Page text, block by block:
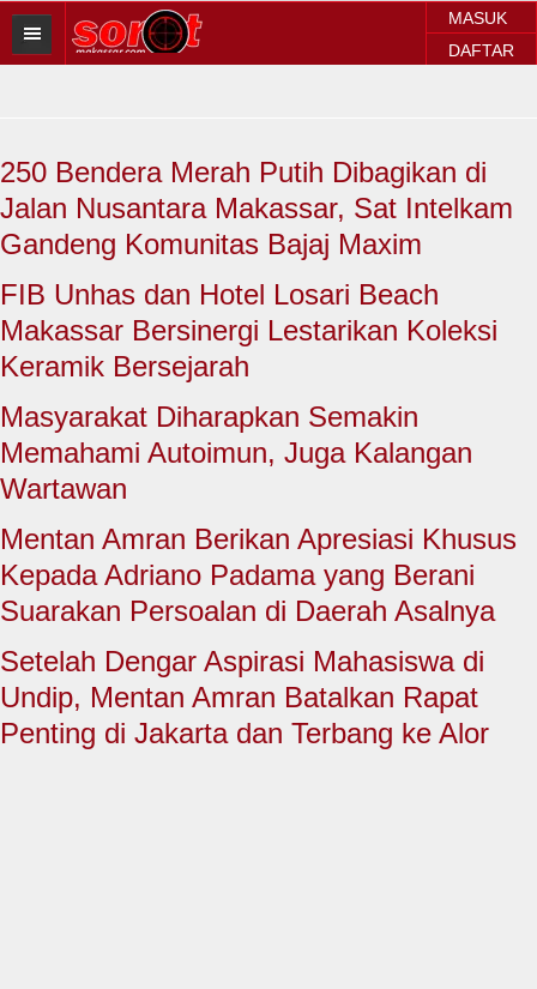
MASUK
DAFTAR
Sorot Makassar
Sorot Sulsel
Sorot Regional
Sorot Nasional
HUKUM & KRIMINAL
TNI & POLRI
250 Bendera Merah Putih Dibagikan di
Jalan Nusantara Makassar, Sat Intelkam
Gandeng Komunitas Bajaj Maxim
FIB Unhas dan Hotel Losari Beach
Makassar Bersinergi Lestarikan Koleksi
Keramik Bersejarah
Masyarakat Diharapkan Semakin
Memahami Autoimun, Juga Kalangan
Wartawan
Mentan Amran Berikan Apresiasi Khusus
Kepada Adriano Padama yang Berani
Suarakan Persoalan di Daerah Asalnya
Setelah Dengar Aspirasi Mahasiswa di
Undip, Mentan Amran Batalkan Rapat
Penting di Jakarta dan Terbang ke Alor